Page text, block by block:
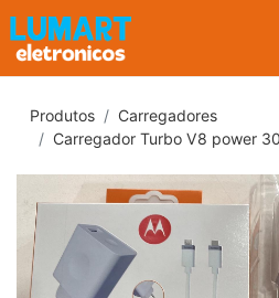
Produtos
Carregadores
Carregador Turbo V8 power